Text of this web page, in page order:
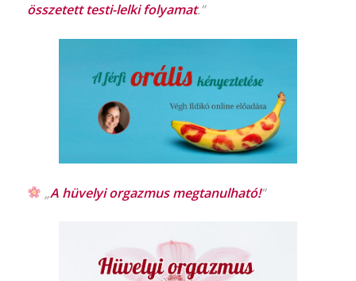
összetett testi-lelki folyamat.”
„A hüvelyi orgazmus megtanulható!”